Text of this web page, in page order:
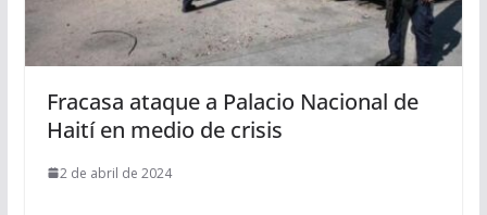
Fracasa ataque a Palacio Nacional de
Haití en medio de crisis
2 de abril de 2024